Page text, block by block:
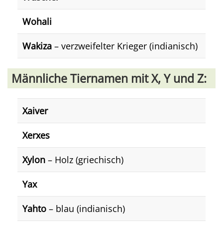
Wohali
Wakiza – verzweifelter Krieger (indianisch)
Männliche Tiernamen mit X, Y und Z:
Xaiver
Xerxes
Xylon – Holz (griechisch)
Yax
Yahto – blau (indianisch)